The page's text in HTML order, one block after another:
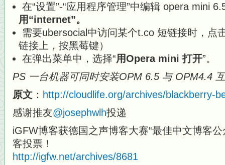
在“设置”-“应用程序管理”中编辑 opera mini
用“internet”。
需要ubersocial中访问某个t.co 短链接时，点
链接上，按黑莓键）
在弹出菜单中，选择“用Opera mini 打开”。
PS 一台机器可同时安装OPM 6.5 与 OPM4.4
原文 ： http://cloudlife.org/archives/blackberry-
感谢推友@josephwlh投递
iGFW博客获德国之声博客大赛“最佳中文博客
客投票！
http://igfw.net/archives/8681